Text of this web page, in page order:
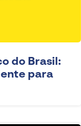
do Brasil:
para